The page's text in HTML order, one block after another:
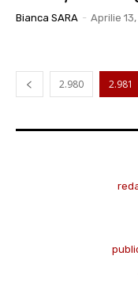
Bianca SARA - Aprilie
2.980 2.981